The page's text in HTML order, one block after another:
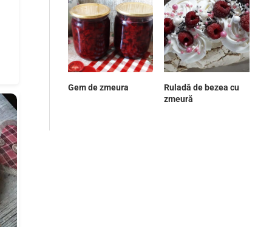
Gem de zmeura
Ruladă de bezea cu
zmeură